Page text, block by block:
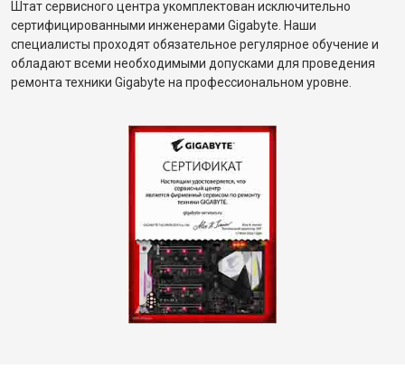
Штат сервисного центра укомплектован исключительно
сертифицированными инженерами Gigabyte. Наши
специалисты проходят обязательное регулярное обучение и
обладают всеми необходимыми допусками для проведения
ремонта техники Gigabyte на профессиональном уровне.